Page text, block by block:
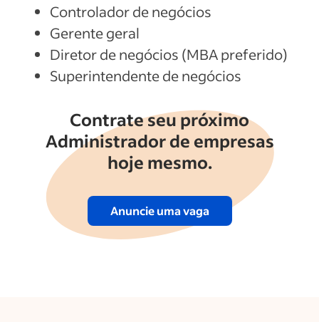
Controlador de negócios
Gerente geral
Diretor de negócios (MBA preferido)
Superintendente de negócios
Contrate seu próximo
Administrador de empresas
hoje mesmo.
Anuncie uma vaga